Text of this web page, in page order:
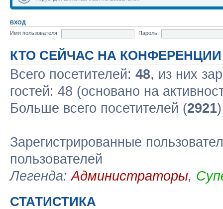
ВХОД
Имя пользователя:
Пароль:
КТО СЕЙЧАС НА КОНФЕРЕНЦИИ
Всего посетителей: 48, из них
гостей: 48 (основано на
Больше всего посетителей (2921
Зарегистрированные
пользователей
Легенда:Администраторы,
СТАТИСТИКА